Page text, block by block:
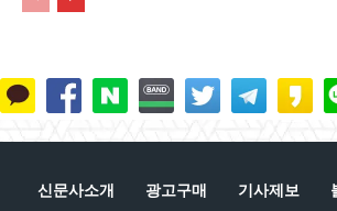
신문사소개 광고구매 기사제보